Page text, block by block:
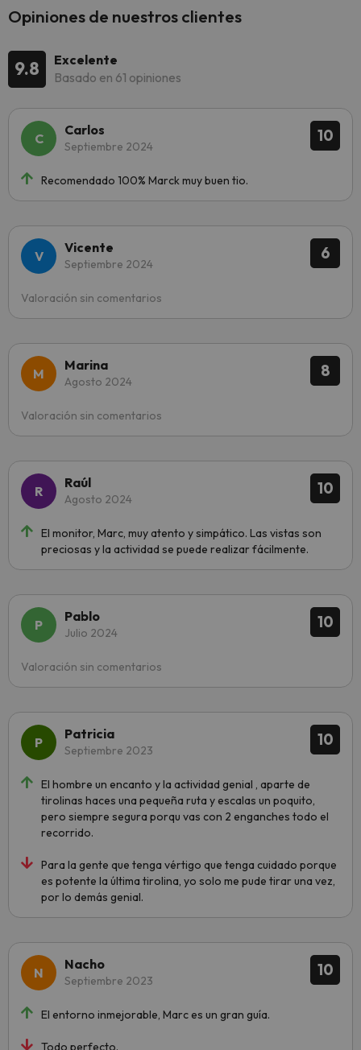
Opiniones de nuestros clientes
9.8
Excelente
Basado en 61 opiniones
10
Carlos
Septiembre 2024
Recomendado 100% Marck muy buen tio.
6
Vicente
Septiembre 2024
Valoración sin comentarios
8
Marina
Agosto 2024
Valoración sin comentarios
10
Raúl
Agosto 2024
El monitor, Marc, muy atento y simpático. Las vistas son
preciosas y la actividad se puede realizar fácilmente.
10
Pablo
Julio 2024
Valoración sin comentarios
10
Patricia
Septiembre 2023
El hombre un encanto y la actividad genial , aparte de
tirolinas haces una pequeña ruta y escalas un poquito,
pero siempre segura porqu vas con 2 enganches todo el
recorrido.
Para la gente que tenga vértigo que tenga cuidado porque
es potente la última tirolina, yo solo me pude tirar una vez,
por lo demás genial.
10
Nacho
Septiembre 2023
El entorno inmejorable, Marc es un gran guía.
Todo perfecto.